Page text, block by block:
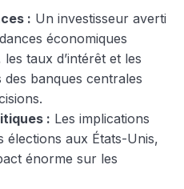
: Un investisseur averti
économiques
les taux d’intérêt et les
des banques centrales
: Les implications
élections aux États-Unis,
énorme sur les